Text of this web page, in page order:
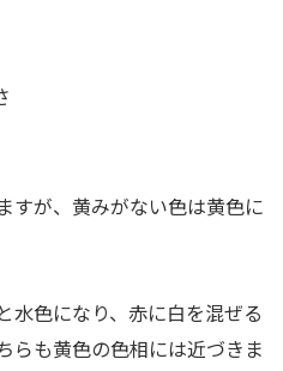
すが、黄みがない色は黄色に
水色になり、赤に白を混ぜる
らも黄色の色相には近づきま